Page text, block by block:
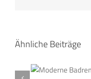
Ähnliche Beiträge